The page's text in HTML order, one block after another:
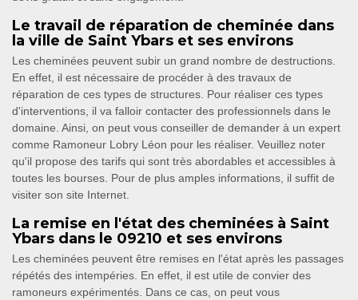
Le travail de réparation de cheminée dans
la ville de Saint Ybars et ses environs
Les cheminées peuvent subir un grand nombre de destructions.
En effet, il est nécessaire de procéder à des travaux de
réparation de ces types de structures. Pour réaliser ces types
d'interventions, il va falloir contacter des professionnels dans le
domaine. Ainsi, on peut vous conseiller de demander à un expert
comme Ramoneur Lobry Léon pour les réaliser. Veuillez noter
qu'il propose des tarifs qui sont très abordables et accessibles à
toutes les bourses. Pour de plus amples informations, il suffit de
visiter son site Internet.
La remise en l'état des cheminées à Saint
Ybars dans le 09210 et ses environs
Les cheminées peuvent être remises en l'état après les passages
répétés des intempéries. En effet, il est utile de convier des
ramoneurs expérimentés. Dans ce cas, on peut vous